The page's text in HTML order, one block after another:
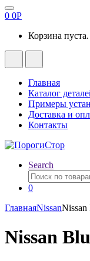
for:
0 0Р
Корзина пуста.
Главная
Каталог
Примеры
Доставка и
Контакты
Search
Искать:
0
ГлавнаяNissan
Nissan